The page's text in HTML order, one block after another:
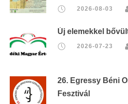
2026-08-03
Új elemekkel
2026-07-23
26. Egressy Béni
Fesztivál